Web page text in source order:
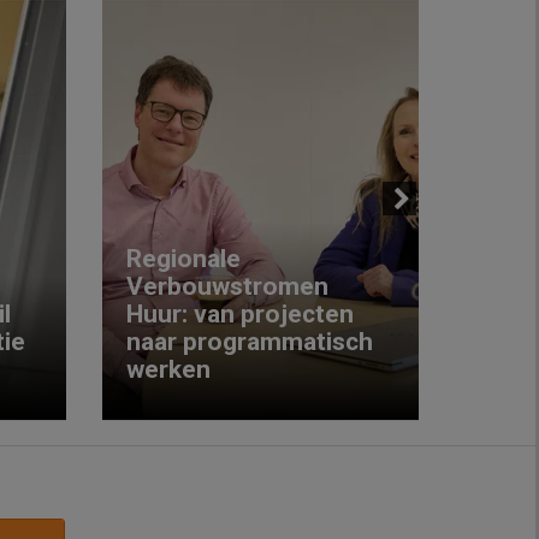
Regionale
Verbouwstromen
Huur: van projecten
naar programmatisch
werken
Next